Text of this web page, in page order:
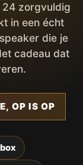
24 zorgvuldig
in een écht
die je
cadeau dat
OP IS OP